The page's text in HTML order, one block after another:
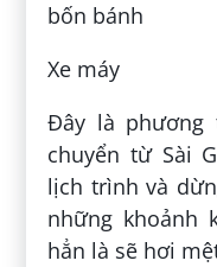
bốn bánh
Xe máy
Đây là phương
chuyển từ Sài
lịch trình và
những khoảnh
hẳn là sẽ hơi